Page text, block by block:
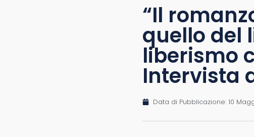
“Il
quello del
liberismo
Intervista
Data di Pubblicazione: 10